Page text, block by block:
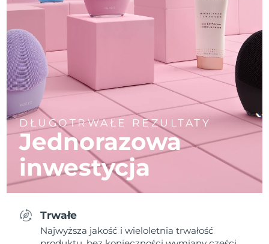
DŁUGOTRWAŁE REZULTATY
Jednorazowa
inwestycja
Trwałe
Najwyższa jakość i wieloletnia trwałość